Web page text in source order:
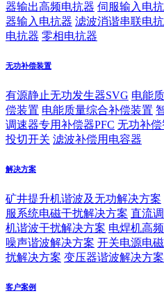
器输出高频电抗器 伺服输入电
器输入电抗器 滤波消谐串联电
电抗器 零相电抗器
无功补偿装置
有源静止无功发生器SVG 电能
偿装置 电能质量综合补偿装置
调速器专用补偿器PFC 无功补
投切开关 滤波补偿用电容器
解决方案
矿井提升机谐波及无功解决方案
服系统电磁干扰解决方案 直流
机谐波干扰解决方案 电焊机高
噪声谐波解决方案 开关电源电
扰解决方案 变压器谐波解决方案
客户案例